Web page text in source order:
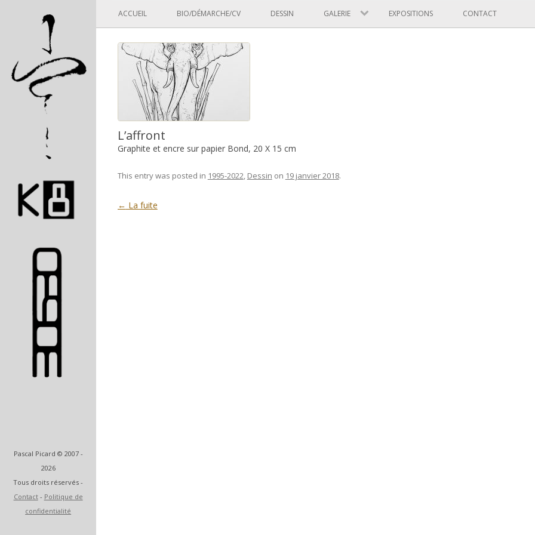
Pascal Picard © 2007 -
2026
Tous droits réservés -
Contact- Politique de
confidentialité
ACCUEIL BIO/DÉMARCHE/CV DESSIN GALERIE EXPOSITIONS CONTACT
L’affront
Graphite et encre sur papier Bond, 20 X 15 cm
This entry was posted in 1995-2022, Dessin on 19 janvier 2018.
Post navigation
← La fuite